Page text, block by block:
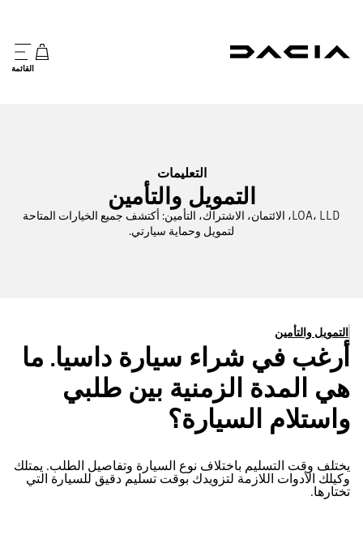
القائمة
التعليمات
التمويل والتأمين
LOA، LLD، الائتمان، الاشتراك، التأمين: أكتشف جميع الخيارات المتاحة
لتمويل وحماية سيارتي.
التمويل والتأمين
أرغب في شراء سيارة داسيا. ما
هي المدة الزمنية بين طلبي
واستلام السيارة؟
يختلف وقت التسليم باختلاف نوع السيارة وتفاصيل الطلب. يمتلك
وكيلك الأدوات اللازمة لتزويدك بوقت تسليم دقيق للسيارة التي
تختارها.